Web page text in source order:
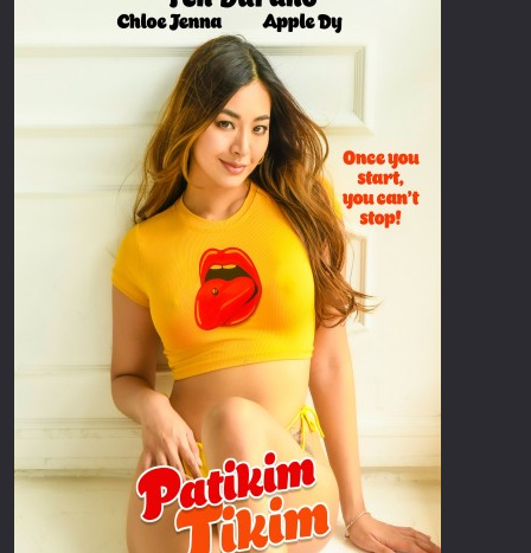
Επιστημονικής Φαντασίας
Εποχής
Ερωτικές
Ευρωπαικός Κινηματογράφος
Θρησκευτικές
Θρίλερ
Ιστορικές
Καταστροφής
Κλασσικές